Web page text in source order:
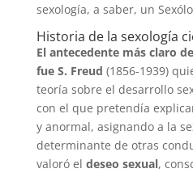
sexología, a saber, un
Historia de la sexología
El antecedente más claro
fue S. Freud (1856-1939)
teoría sobre el desarrollo
con el que pretendía
y anormal, asignando a la
determinante de otras
valoró el deseo sexual,